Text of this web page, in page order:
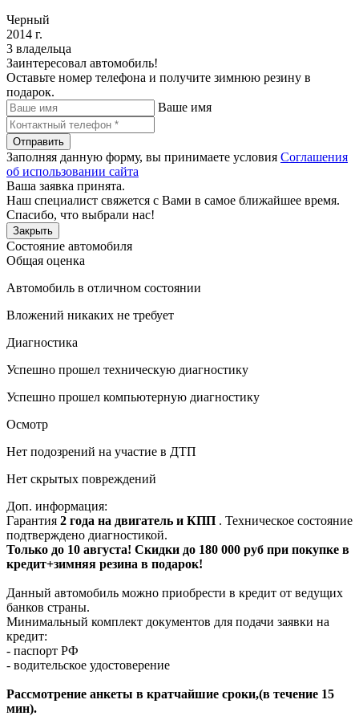
Черный
2014 г.
3 владельца
Заинтересовал автомобиль!
Оставьте номер телефона и получите зимнюю резину в
подарок.
Ваше имя
Отправить
Заполняя данную форму, вы принимаете условия Соглашения
об использовании сайта
Ваша заявка принята.
Наш специалист свяжется с Вами в самое ближайшее время.
Спасибо, что выбрали нас!
Закрыть
Состояние автомобиля
Общая оценка
Автомобиль в отличном состоянии
Вложений никаких не требует
Диагностика
Успешно прошел техническую диагностику
Успешно прошел компьютерную диагностику
Осмотр
Нет подозрений на участие в ДТП
Нет скрытых повреждений
Доп. информация:
Гарантия 2 года на двигатель и КПП . Техническое состояние
подтверждено диагностикой.
Только до 10 августа! Скидки до 180 000 руб при покупке в
кредит+зимняя резина в подарок!
Данный автомобиль можно приобрести в кредит от ведущих
банков страны.
Минимальный комплект документов для подачи заявки на
кредит:
- паспорт РФ
- водительское удостоверение
Рассмотрение анкеты в кратчайшие сроки,(в течение 15
мин).